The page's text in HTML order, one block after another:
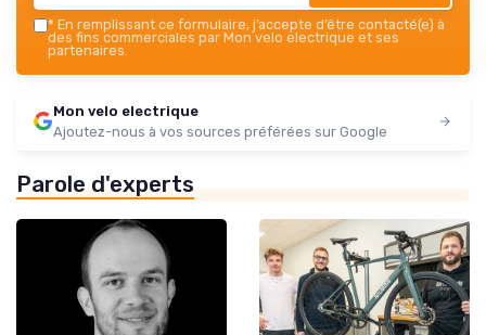
* En remplissant ce formulaire, j’accepte d’être contacté(e) à
des fins commerciales par Mon velo electrique et ses
partenaires.
Mon velo electrique
Ajoutez-nous à vos sources préférées sur Google
Parole d'experts